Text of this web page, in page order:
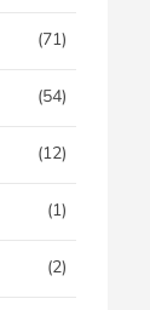
(71)
(54)
(12)
(1)
(2)